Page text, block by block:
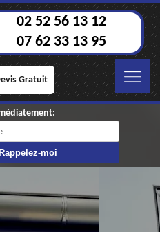
02 52 56 13 12
07 62 33 13 95
Gratuit